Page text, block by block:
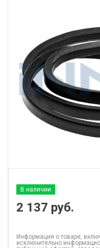
В наличии
2 137 руб.
Информация о товаре,
исключительно